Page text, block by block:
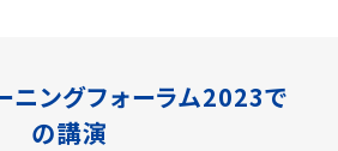
ニングフォーラム2023で
の講演